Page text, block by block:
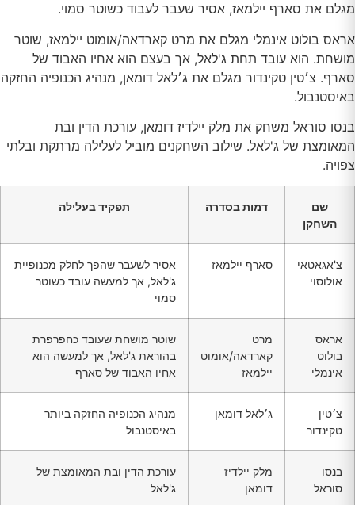
מגלם את סארף יילמאז, אסיר שעבר לעבוד כשוטר סמוי.
אראס בולוט אינמלי מגלם את מרט קארדאה/אומוט יילמאז, שוטר
מושחת. הוא עובד תחת ג'לאל, אך בעצם הוא אחיו האבוד של
סארף. צ׳טין טקינדור מגלם את ג׳לאל דומאן, מנהיג הכנופיה החזקה
באיסטנבול.
בנסו סוראל משחק את מלק יילדיז דומאן, עורכת הדין ובת
המאומצת של ג'לאל. שילוב השחקנים מוביל לעלילה מרתקת ובלתי
צפויה.
שם
השחקן
דמות בסדרה תפקיד בעלילה
צ'אגאטאי
אולוסוי
סארף יילמאז
אסיר לשעבר שהפך לחלק מכנופיית
ג'לאל, אך למעשה עובד כשוטר
סמוי
אראס
בולוט
אינמלי
מרט
קארדאה/אומוט
יילמאז
שוטר מושחת שעובד כחפרפרת
בהוראת ג'לאל, אך למעשה הוא
אחיו האבוד של סארף
צ׳טין
טקינדור
ג׳לאל דומאן
מנהיג הכנופיה החזקה ביותר
באיסטנבול
בנסו
סוראל
מלק יילדיז
דומאן
עורכת הדין ובת המאומצת של
ג'לאל